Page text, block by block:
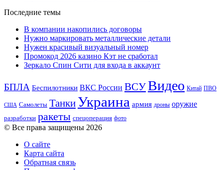
Последние темы
В компании накопились договоры
Нужно маркировать металлические детали
Нужен красивый визуальный номер
Промокод 2026 казино Кэт не сработал
Зеркало Спин Сити для входа в аккаунт
БПЛА Беспилотники ВКС России ВСУВидео Китай ПВО
США Самолеты Танки Украина армия дроны оружие
разработки ракеты спецоперация фото
© Все права защищены 2026
О сайте
Карта сайта
Обратная связь